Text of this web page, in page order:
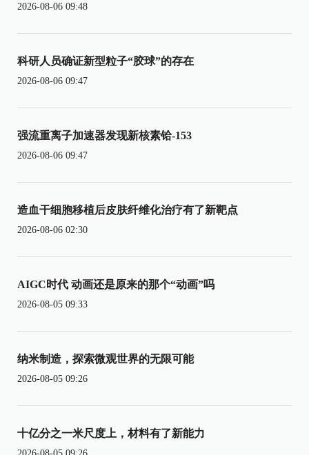
2026-08-06 09:48
科研人员确证新型粒子“胶球”的存在
2026-08-06 09:47
强流重离子加速器发现新核素铪-153
2026-08-06 09:47
造血干细胞移植后皮肤纤维化治疗有了新靶点
2026-08-06 02:30
AIGC时代 动画还是原来的那个“动画”吗
2026-08-05 09:33
纳米制造，探索微观世界的无限可能
2026-08-05 09:26
十亿分之一米尺度上，材料有了新能力